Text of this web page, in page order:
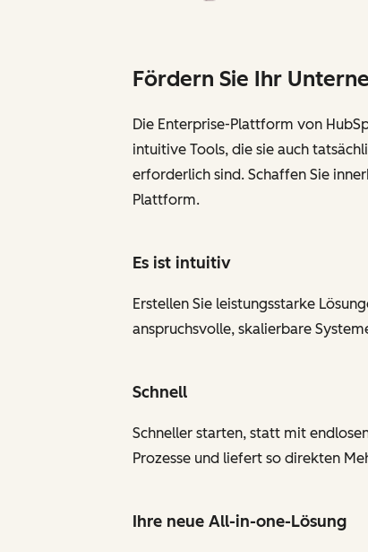
Fördern Sie Ihr
Die Enterprise-Plattform von
intuitive Tools, die sie auch
erforderlich sind. Schaffen Sie
Plattform.
Es ist intuitiv
Erstellen Sie leistungsstarke
anspruchsvolle, skalierbare
Schnell
Schneller starten, statt mit
Prozesse und liefert so direkten
Ihre neue All-in-one-Lösung